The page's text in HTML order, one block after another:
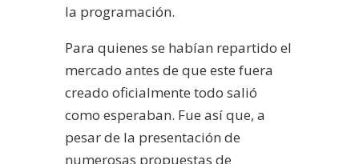
la programación.
Para quienes se habían repartido el
mercado antes de que este fuera
creado oficialmente todo salió
como esperaban. Fue así que, a
pesar de la presentación de
numerosas propuestas de